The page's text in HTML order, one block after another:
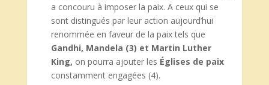
a concouru à imposer la paix. A ceux qui se
sont distingués par leur action aujourd’hui
renommée en faveur de la paix tels que
Gandhi, Mandela (3) et Martin Luther
King, on pourra ajouter les Églises de paix
constamment engagées (4).